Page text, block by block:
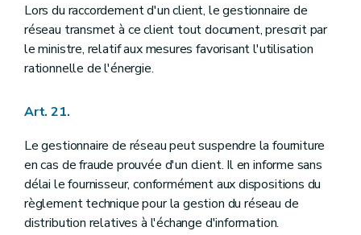
Lors du raccordement d'un client, le gestionnaire de
réseau transmet à ce client tout document, prescrit par
le ministre, relatif aux mesures favorisant l'utilisation
rationnelle de l'énergie.
Art. 21.
Le gestionnaire de réseau peut suspendre la fourniture
en cas de fraude prouvée d'un client. Il en informe sans
délai le fournisseur, conformément aux dispositions du
règlement technique pour la gestion du réseau de
distribution relatives à l'échange d'information.